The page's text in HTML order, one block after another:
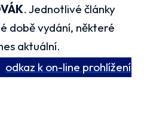
. Jednotlivé články
době vydání, některé
aktuální.
odkaz k on-line prohlížení